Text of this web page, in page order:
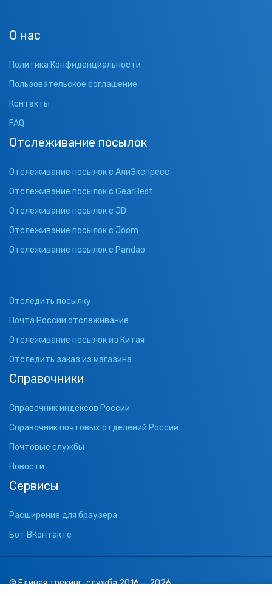
О нас
Политика Конфиденциальности
Пользовательское соглашение
Контакты
FAQ
Отслеживание посылок
Отслеживание посылок с АлиЭкспресс
Отслеживание посылок с GearBest
Отслеживание посылок с JD
Отслеживание посылок с Joom
Отслеживание посылок с Pandao
Отследить посылку
Почта России отслеживание
Отслеживание посылок из Китая
Отследить заказ из магазина
Справочники
Справочник индексов России
Справочник почтовых отделений России
Почтовые службы
Новости
Сервисы
Расширение для браузера
Бот ВКонтакте
© Единая трекинг-служба 2016 — 2026